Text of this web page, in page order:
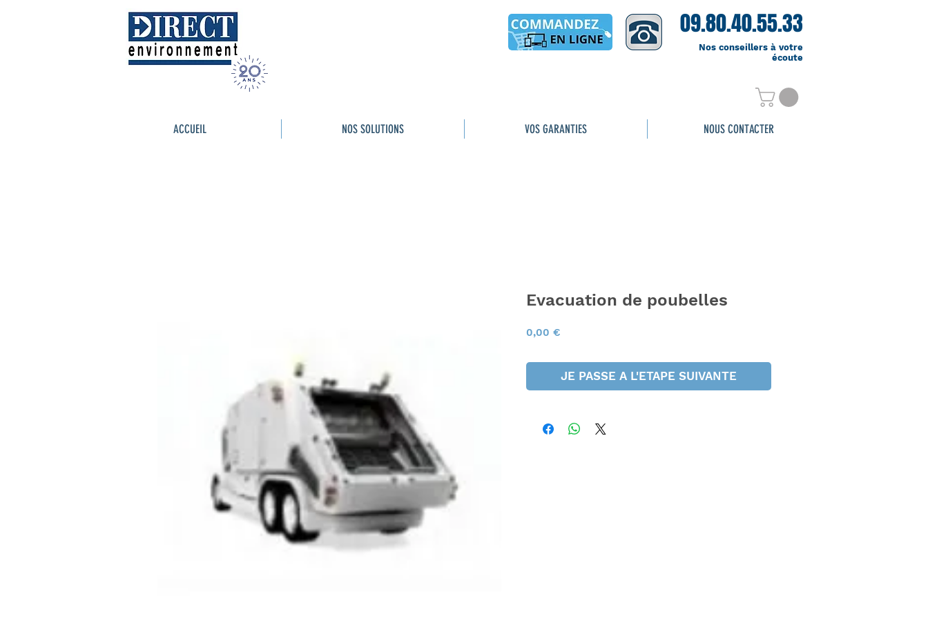
09.80.40.55.33
Nos conseillers à votre
écoute
ACCUEIL NOS SOLUTIONS VOS GARANTIES NOUS CONTACTER
Evacuation de poubelles
0,00 €
JE PASSE A L'ETAPE SUIVANTE